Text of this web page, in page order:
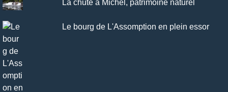
La chute à Michel, patrimoine naturel
Le bourg de L'Assomption en plein essor